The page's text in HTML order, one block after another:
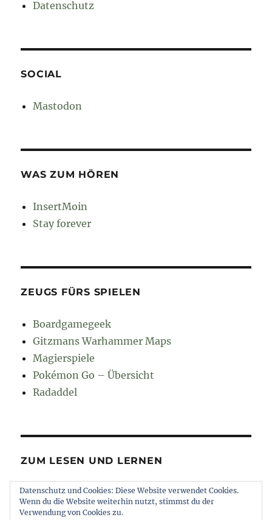
Datenschutz
SOCIAL
Mastodon
WAS ZUM HÖREN
InsertMoin
Stay forever
ZEUGS FÜRS SPIELEN
Boardgamegeek
Gitzmans Warhammer Maps
Magierspiele
Pokémon Go – Übersicht
Radaddel
ZUM LESEN UND LERNEN
Euroncap
Tong
Datenschutz und Cookies: Diese Website verwendet Cookies.
Wenn du die Website weiterhin nutzt, stimmst du der
Verwendung von Cookies zu.